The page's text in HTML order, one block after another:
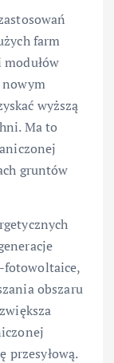
farm
modułów
wyższą
Ma to
gruntów
fotowoltaice,
obszaru